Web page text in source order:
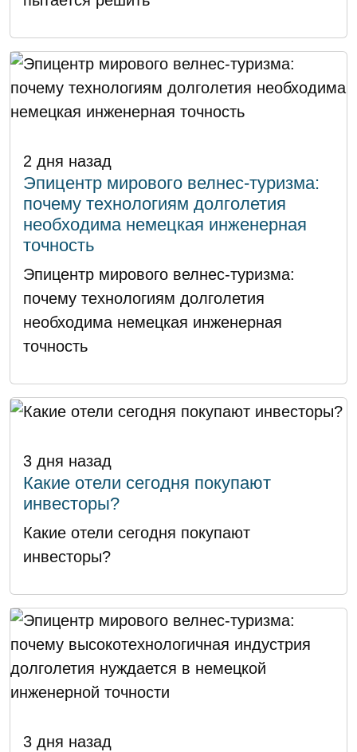
2 дня назад
Эпицентр мирового велнес-туризма:
почему технологиям долголетия
необходима немецкая инженерная
точность
Эпицентр мирового велнес-туризма:
почему технологиям долголетия
необходима немецкая инженерная
точность
3 дня назад
Какие отели сегодня покупают
инвесторы?
Какие отели сегодня покупают
инвесторы?
3 дня назад